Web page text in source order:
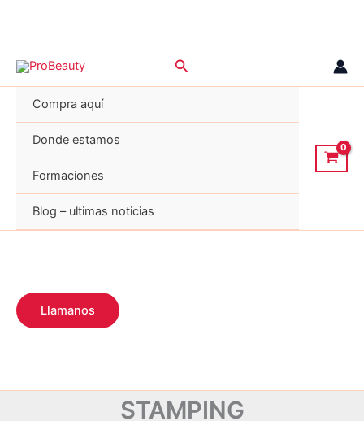
Buscar
Compra aquí
Donde estamos
Formaciones
Blog – ultimas noticias
Llamanos
STAMPING